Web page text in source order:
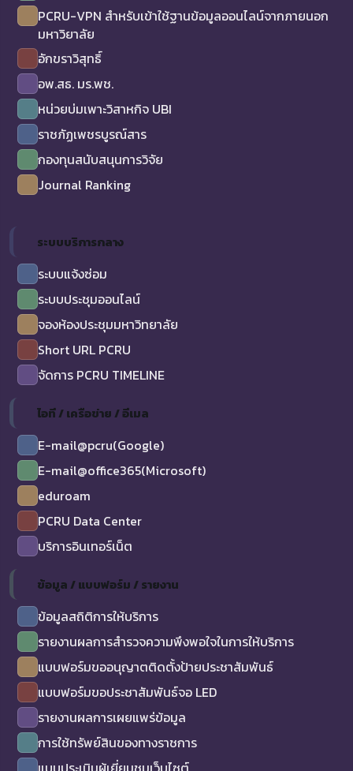
PCRU-VPN สำหรับเข้าใช้ฐานข้อมูลออนไลน์จากภายนอก
มหาวิยาลัย
อักขราวิสุทธิ์
อพ.สธ. มร.พช.
หน่วยบ่มเพาะวิสาหกิจ UBI
ราชภัฏเพชรบูรณ์สาร
กองทุนสนับสนุนการวิจัย
Journal Ranking
ระบบบริการกลาง
ระบบแจ้งซ่อม
ระบบประชุมออนไลน์
จองห้องประชุมมหาวิทยาลัย
Short URL PCRU
จัดการ PCRU TIMELINE
ไอที / เครือข่าย / อีเมล
E-mail@pcru(Google)
E-mail@office365(Microsoft)
eduroam
PCRU Data Center
บริการอินเทอร์เน็ต
ข้อมูล / แบบฟอร์ม / รายงาน
ข้อมูลสถิติการให้บริการ
รายงานผลการสำรวจความพึงพอใจในการให้บริการ
แบบฟอร์มขออนุญาตติดตั้งป้ายประชาสัมพันธ์
แบบฟอร์มขอประชาสัมพันธ์จอ LED
รายงานผลการเผยแพร่ข้อมูล
การใช้ทรัพย์สินของทางราชการ